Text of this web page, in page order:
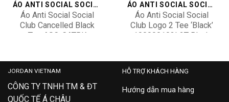
ÁO ANTI SOCIAL SOCIAL CLUB
Áo Anti Social Social
Club Cancelled Black
Tee ASC-CATBK
ÁO ANTI SOCIAL SOCIAL CLUB
Áo Anti Social Social
Club Logo 2 Tee ‘Black’
100000103L2T-Black
JORDAN VIETNAM
CÔNG TY TNHH TM & ĐT
QUỐC TẾ Á CHÂU
HỖ TRỢ KHÁCH HÀNG
Hướng dẫn mua hàng